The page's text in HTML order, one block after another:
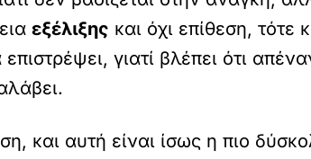
εξέλιξης και όχι επίθεση, τότε
γιατί βλέπει ότι
και αυτή είναι ίσως η πιο